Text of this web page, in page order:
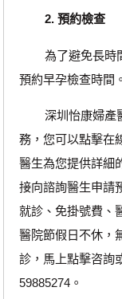
2. 預約檢查
為了避免長時間
預約早孕檢查時間。
深圳怡康婦產醫
務，您可以點擊在
醫生為您提供詳細
接向諮詢醫生申請
就診、免掛號費、
醫院節假日不休，
診，馬上點擊咨詢
59885274。